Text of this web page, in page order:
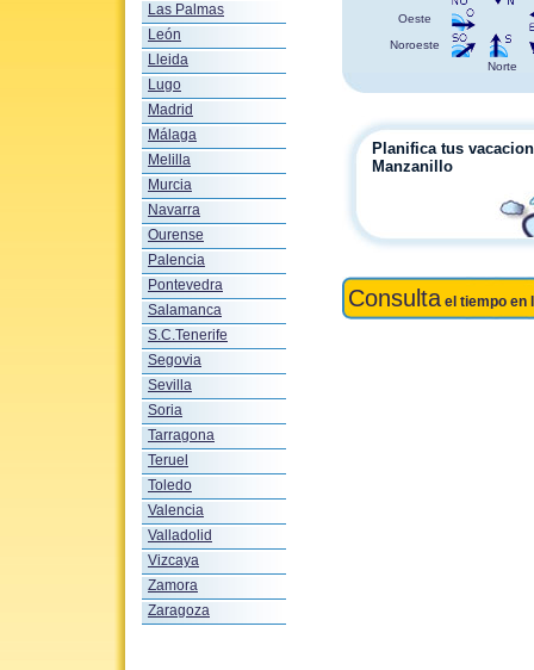
Las Palmas
León
Lleida
Lugo
Madrid
Málaga
Melilla
Murcia
Navarra
Ourense
Palencia
Pontevedra
Salamanca
S.C.Tenerife
Segovia
Sevilla
Soria
Tarragona
Teruel
Toledo
Valencia
Valladolid
Vizcaya
Zamora
Zaragoza
Oeste
Noroeste
Norte
Planifica tus
Manzanillo
Consulta el tiempo en